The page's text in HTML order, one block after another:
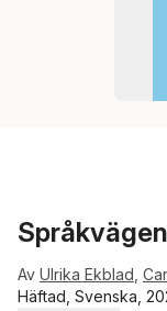
Av Ulrika Ekblad
Häftad, Svenska,